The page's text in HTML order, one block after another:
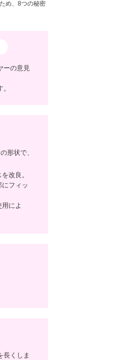
め、8つの秘密
ーの意見
形状で、
改良。
フィッ
によ
長くしま